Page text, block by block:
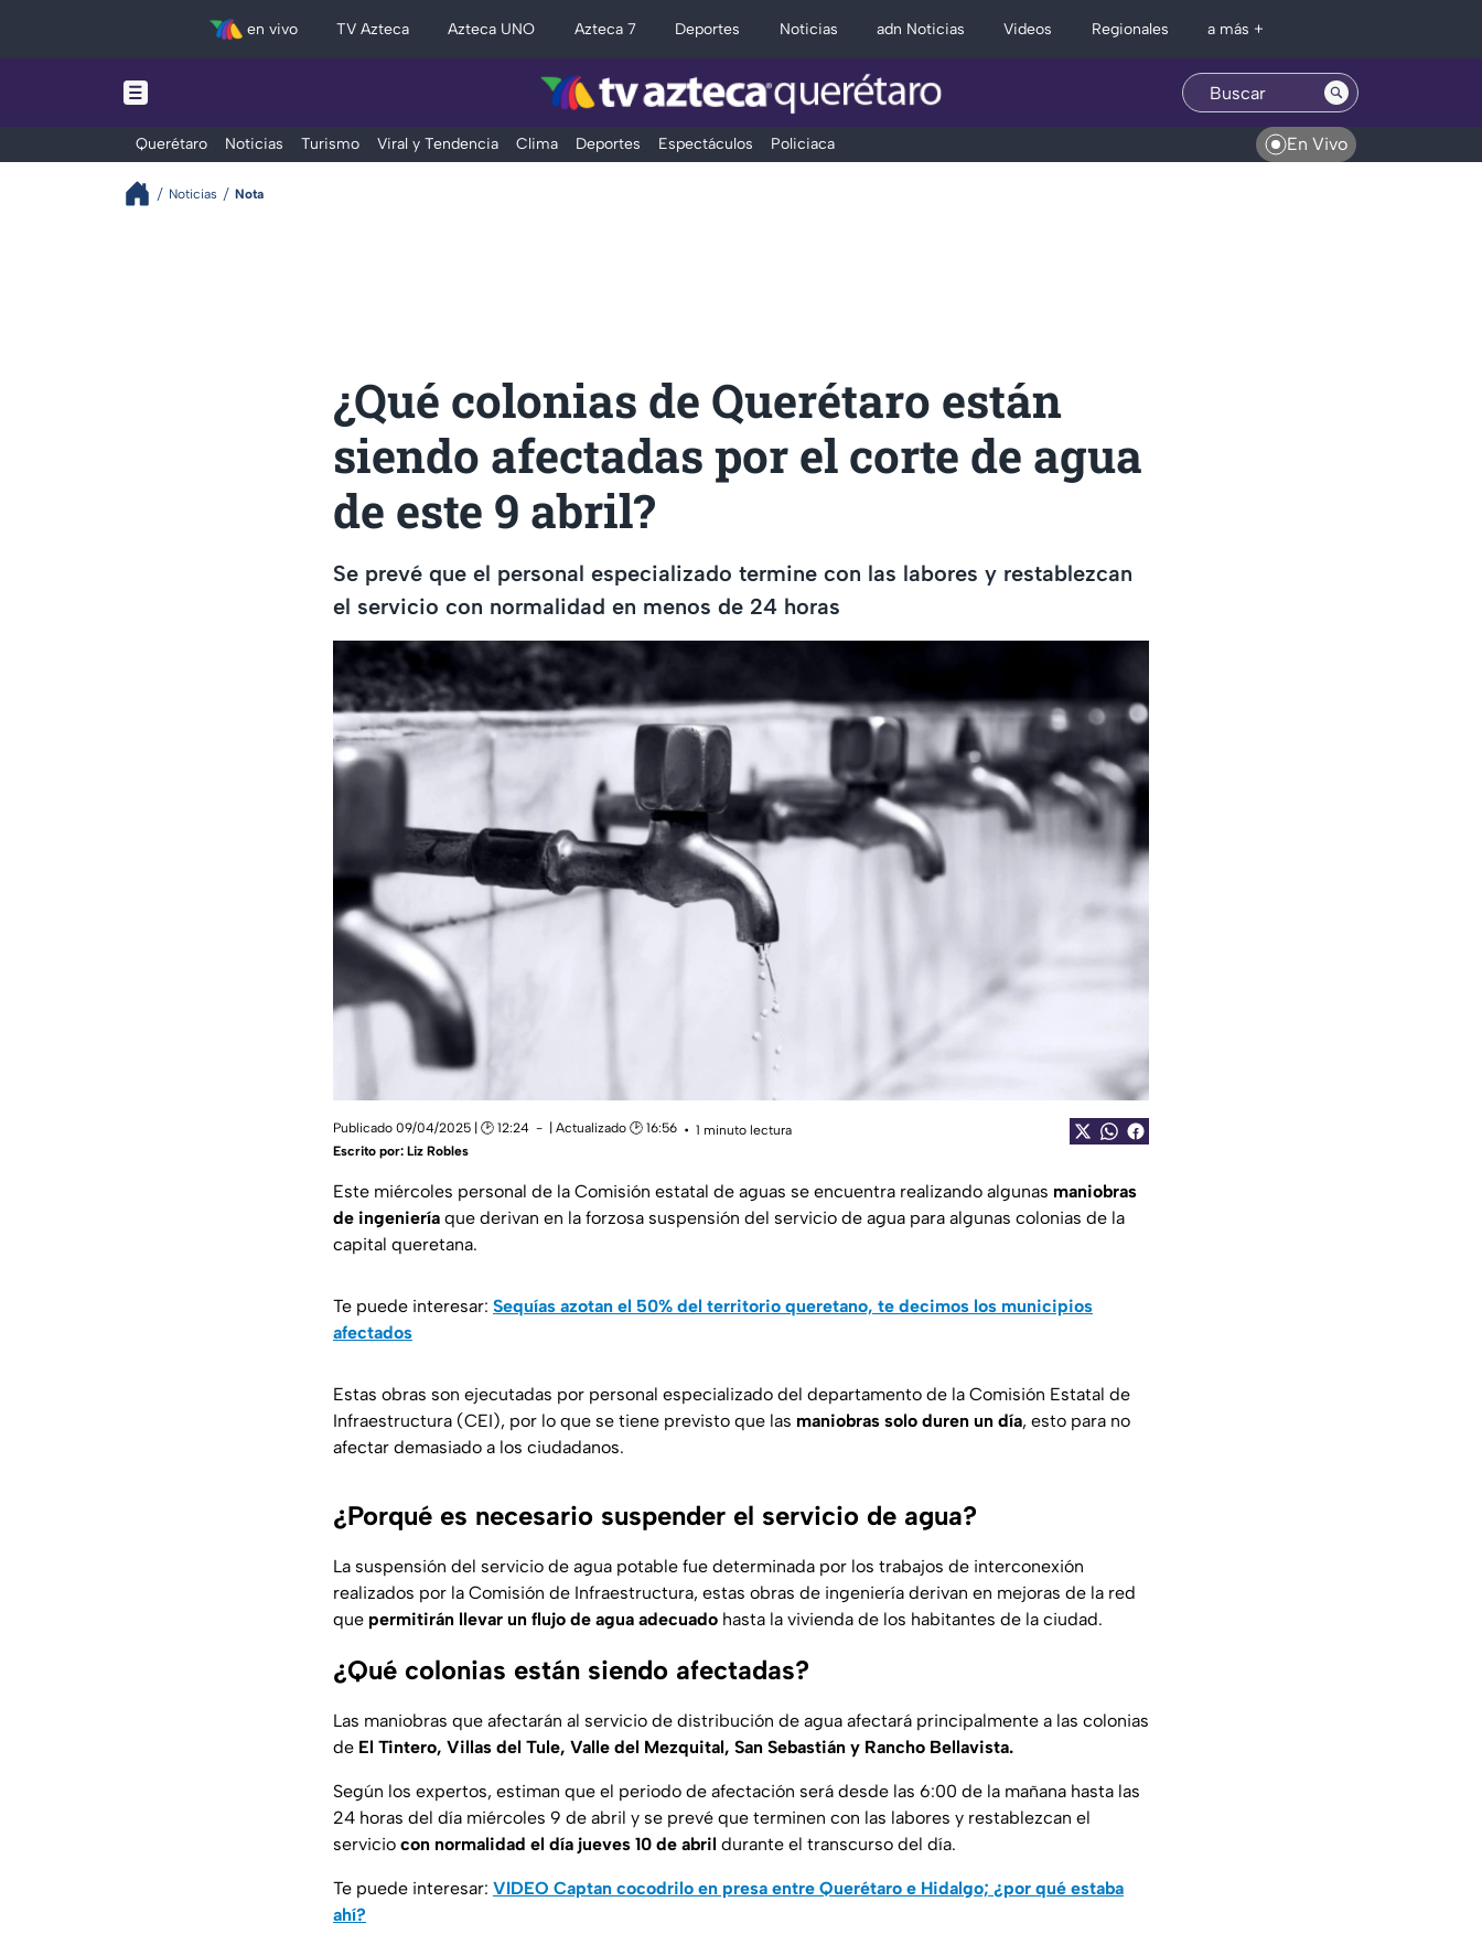
en vivo TV Azteca Azteca UNO Azteca 7 Deportes Noticias adn Noticias Videos Regionales a más +
Querétaro Noticias Turismo Viral y Tendencia Clima Deportes Espectáculos Policiaca En Vivo
Noticias Nota
¿Qué colonias de Querétaro están
siendo afectadas por el corte de agua
de este 9 abril?
Se prevé que el personal especializado termine con las labores y restablezcan
el servicio con normalidad en menos de 24 horas
Publicado 09/04/2025 | 🕑 12:24 | Actualizado 🕑 16:56
1 minuto lectura
Escrito por: Liz Robles
Este miércoles personal de la Comisión estatal de aguas se encuentra realizando algunas maniobras
de ingeniería que derivan en la forzosa suspensión del servicio de agua para algunas colonias de la
capital queretana.
Te puede interesar: Sequías azotan el 50% del territorio queretano, te decimos los municipios
afectados
Estas obras son ejecutadas por personal especializado del departamento de la Comisión Estatal de
Infraestructura (CEI), por lo que se tiene previsto que las maniobras solo duren un día, esto para no
afectar demasiado a los ciudadanos.
¿Porqué es necesario suspender el servicio de agua?
La suspensión del servicio de agua potable fue determinada por los trabajos de interconexión
realizados por la Comisión de Infraestructura, estas obras de ingeniería derivan en mejoras de la red
que permitirán llevar un flujo de agua adecuado hasta la vivienda de los habitantes de la ciudad.
¿Qué colonias están siendo afectadas?
Las maniobras que afectarán al servicio de distribución de agua afectará principalmente a las colonias
de El Tintero, Villas del Tule, Valle del Mezquital, San Sebastián y Rancho Bellavista.
Según los expertos, estiman que el periodo de afectación será desde las 6:00 de la mañana hasta las
24 horas del día miércoles 9 de abril y se prevé que terminen con las labores y restablezcan el
servicio con normalidad el día jueves 10 de abril durante el transcurso del día.
Te puede interesar: VIDEO Captan cocodrilo en presa entre Querétaro e Hidalgo; ¿por qué estaba
ahí?